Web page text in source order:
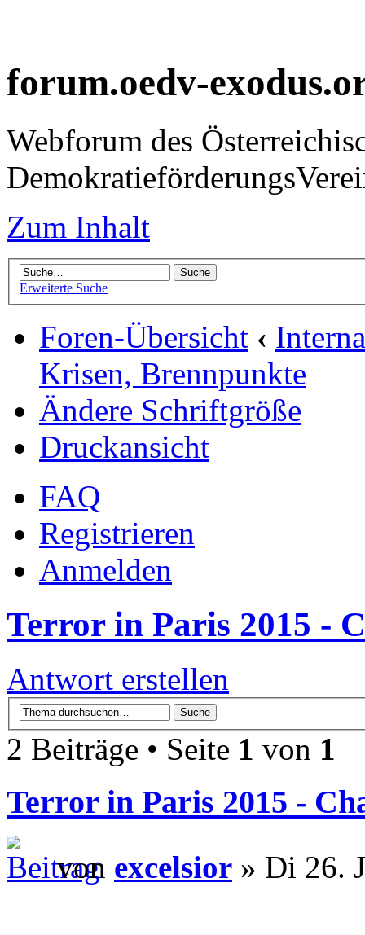
forum.oedv-
Webforum des
Zum Inhalt
Erweiterte Suche
Foren-Übersicht ‹
Krisen, Brennpunkte
Ändere Schriftgröße
Druckansicht
FAQ
Registrieren
Anmelden
Terror in Paris 2015 -
Antwort erstellen
2 Beiträge • Seite 1 von 1
Terror in Paris 2015 -
von excelsior » Di 26.